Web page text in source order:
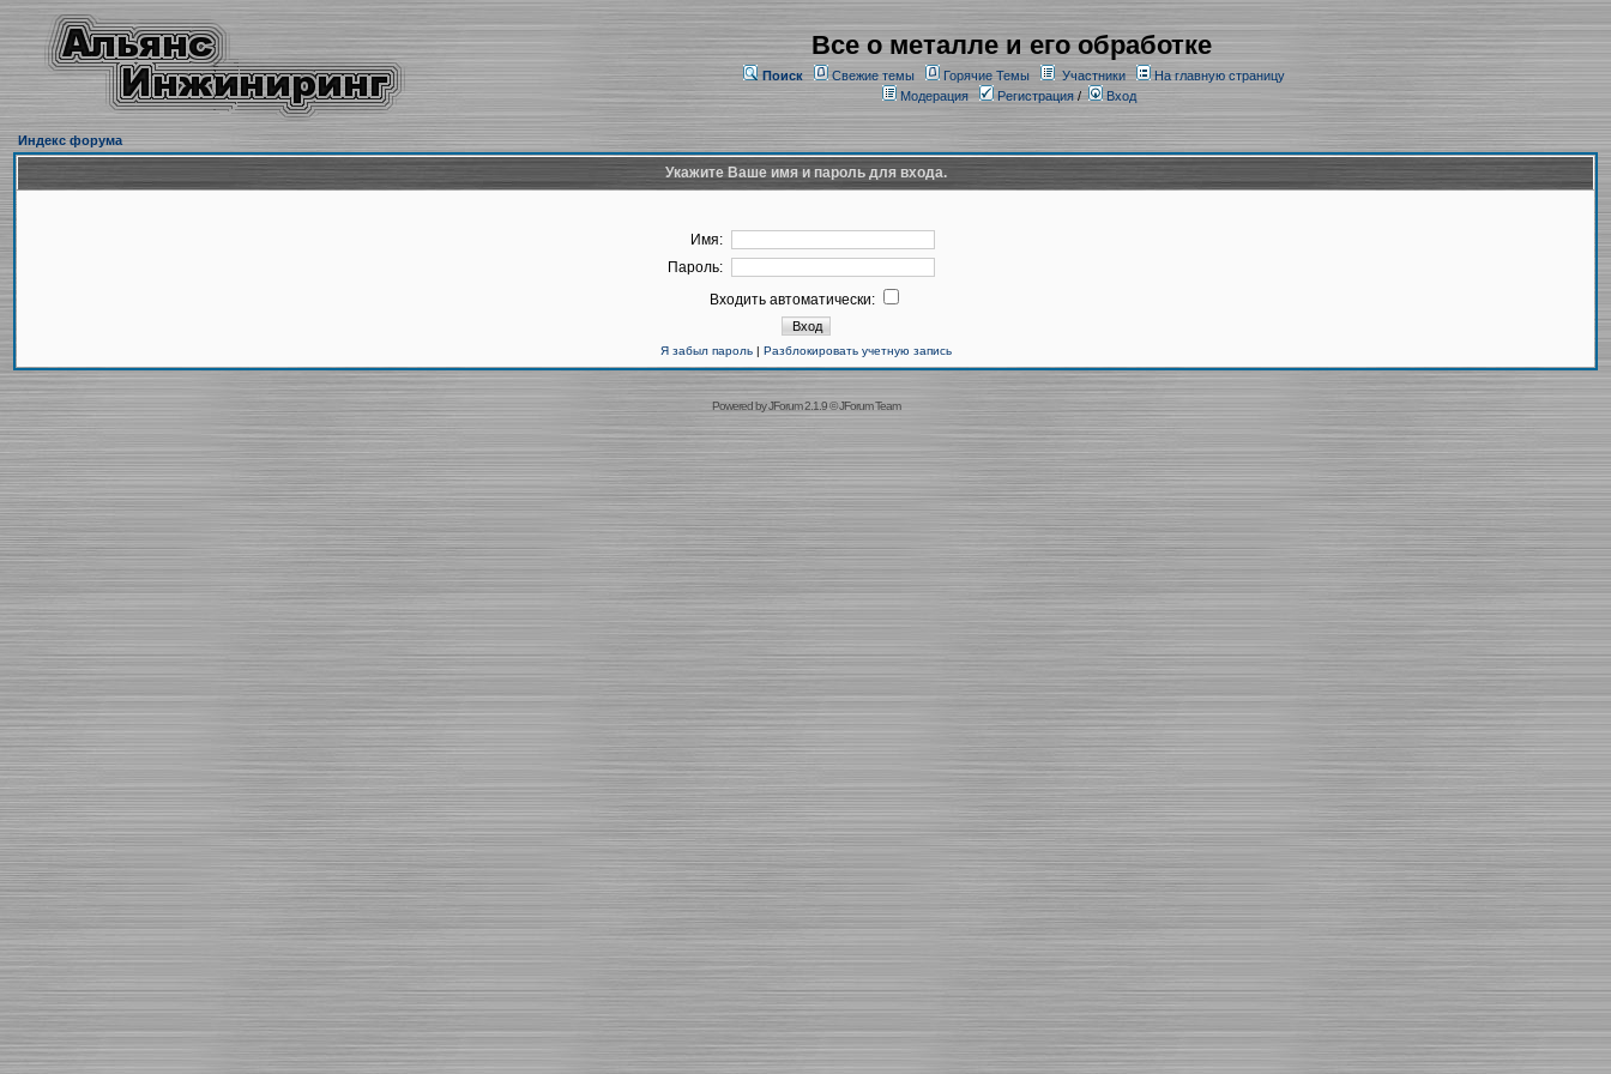
Все о металле и его обработке
Поиск Свежие темы Горячие Темы Участники
На главную страницу
Модерация
Регистрация/ Вход
Индекс форума
Укажите Ваше имя и пароль для входа.
Имя:
Пароль:
Входить автоматически:
Я забыл пароль| Разблокировать учетную запись
Powered byJForum 2.1.9©JForum Team